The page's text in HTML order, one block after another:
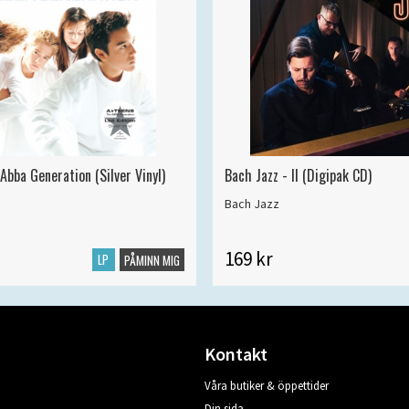
Generation (Silver Vinyl)
LP PÅMINN MIG
Bach Jazz - II (Digipak CD)
Bach Jazz
169 kr
Kontakt
Våra butiker & öppettider